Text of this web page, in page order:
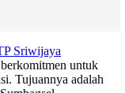
Sriwijaya
untuk
Tujuannya adalah